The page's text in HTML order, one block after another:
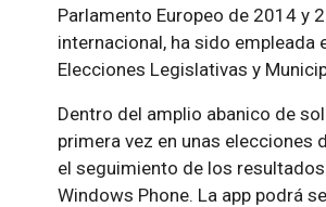
Parlamento Europeo de 2014 y
internacional, ha sido empleada
Elecciones Legislativas y
Dentro del amplio abanico de
primera vez en unas elecciones
el seguimiento de los
Windows Phone. La app podrá